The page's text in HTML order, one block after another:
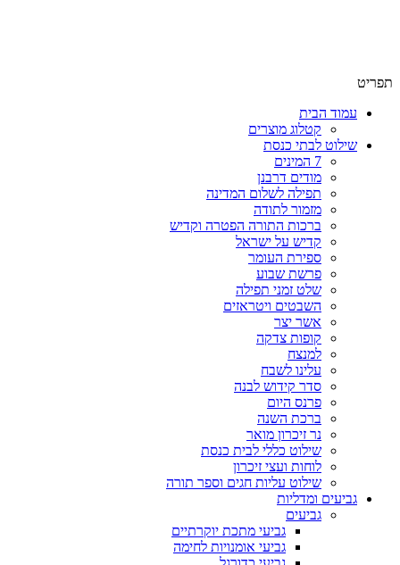
תפריט
עמוד הבית
קטלוג מוצרים
שילוט לבתי כנסת
7 המינים
מודים דרבנן
תפילה לשלום המדינה
מזמור לתודה
ברכות התורה הפטרה וקדיש
קדיש על ישראל
ספירת העומר
פרשת שבוע
שלט זמני תפילה
השבטים ויטראזים
אשר יצר
קופות צדקה
למנצח
עלינו לשבח
סדר קידוש לבנה
פרנס היום
ברכת השנה
נר זיכרון מואר
שילוט כללי לבית כנסת
לוחות ועצי זיכרון
שילוט עליות חגים וספר תורה
גביעים ומדליות
גביעים
גביעי מתכת יוקרתיים
גביעי אומנויות לחימה